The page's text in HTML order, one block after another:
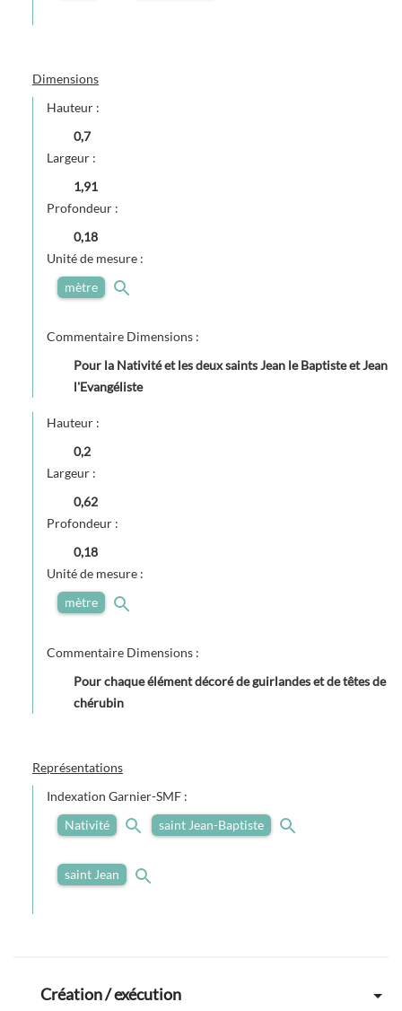
Dimensions
Hauteur :
0,7
Largeur :
1,91
Profondeur :
0,18
Unité de mesure :
mètre
Commentaire Dimensions :
Pour la Nativité et les deux saints Jean le Baptiste et Jean
l'Evangéliste
Hauteur :
0,2
Largeur :
0,62
Profondeur :
0,18
Unité de mesure :
mètre
Commentaire Dimensions :
Pour chaque élément décoré de guirlandes et de têtes de
chérubin
Représentations
Indexation Garnier-SMF :
Nativité
saint Jean-Baptiste
saint Jean
Création / exécution